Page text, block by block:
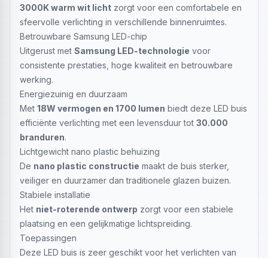
3000K warm wit licht zorgt voor een comfortabele en
sfeervolle verlichting in verschillende binnenruimtes.
Betrouwbare Samsung LED-chip
Uitgerust met Samsung LED-technologie voor
consistente prestaties, hoge kwaliteit en betrouwbare
werking.
Energiezuinig en duurzaam
Met 18W vermogen en 1700 lumen biedt deze LED buis
efficiënte verlichting met een levensduur tot 30.000
branduren.
Lichtgewicht nano plastic behuizing
De nano plastic constructie maakt de buis sterker,
veiliger en duurzamer dan traditionele glazen buizen.
Stabiele installatie
Het niet-roterende ontwerp zorgt voor een stabiele
plaatsing en een gelijkmatige lichtspreiding.
Toepassingen
Deze LED buis is zeer geschikt voor het verlichten van